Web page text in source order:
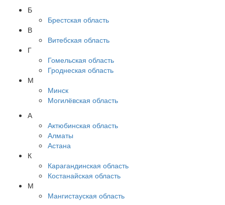
Б
Брестская область
В
Витебская область
Г
Гомельская область
Гроднеская область
М
Минск
Могилёвская область
А
Актюбинская область
Алматы
Астана
К
Карагандинская область
Костанайская область
М
Мангистауская область